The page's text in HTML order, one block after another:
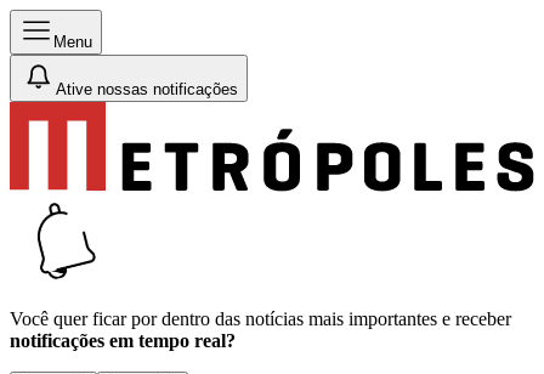
Menu
Ative nossas notificações
Você quer ficar por dentro das notícias mais importantes e receber
notificações em tempo real?